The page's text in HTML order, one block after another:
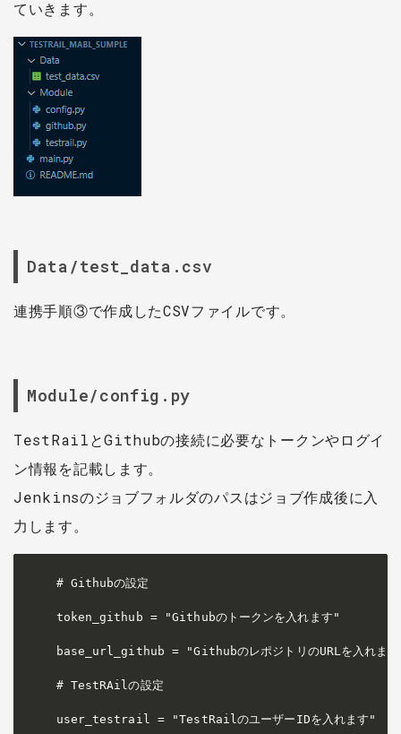
ていきます。
Data/test_data.csv
連携手順③で作成したCSVファイルです。
Module/config.py
TestRailとGithubの接続に必要なトークンやログイ
ン情報を記載します。
Jenkinsのジョブフォルダのパスはジョブ作成後に入
力します。
# Githubの設定
token_github = "Githubのトークンを入れます"
base_url_github = "GithubのレポジトリのURLを入れま
# TestRAilの設定
user_testrail = "TestRailのユーザーIDを入れます"